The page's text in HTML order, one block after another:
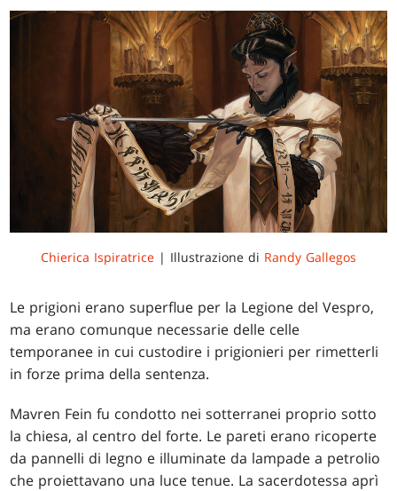
Chierica Ispiratrice | Illustrazione di Randy Gallegos
Le prigioni erano superflue per la Legione del Vespro,
ma erano comunque necessarie delle celle
temporanee in cui custodire i prigionieri per rimetterli
in forze prima della sentenza.
Mavren Fein fu condotto nei sotterranei proprio sotto
la chiesa, al centro del forte. Le pareti erano ricoperte
da pannelli di legno e illuminate da lampade a petrolio
che proiettavano una luce tenue. La sacerdotessa aprì